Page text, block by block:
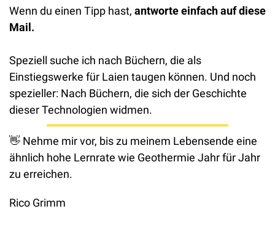
Wenn du einen Tipp hast, antworte einfach auf diese
Mail.
Speziell suche ich nach Büchern, die als
Einstiegswerke für Laien taugen können. Und noch
spezieller: Nach Büchern, die sich der Geschichte
dieser Technologien widmen.
👋 Nehme mir vor, bis zu meinem Lebensende eine
ähnlich hohe Lernrate wie Geothermie Jahr für Jahr
zu erreichen.
Rico Grimm